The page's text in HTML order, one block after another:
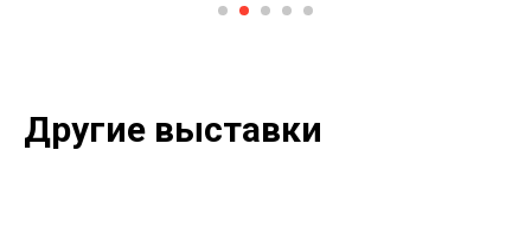
Другие выставки